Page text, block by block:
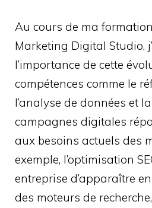
Au cours de ma
Marketing Digital Studio,
l’importance de cette
compétences comme le
l’analyse de données et
campagnes digitales
aux besoins actuels des
exemple, l’optimisation
entreprise d’apparaître
des moteurs de